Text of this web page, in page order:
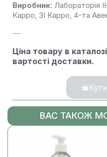
Виробник: Лабораторія
Карро, ЗІ Карро, 4-та
----
Ціна товару в
вартості доставки.
ВАС ТАКОЖ